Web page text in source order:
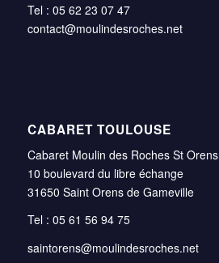
Tel : 05 62 23 07 47
contact@moulindesroches.net
CABARET TOULOUSE
Cabaret Moulin des Roches St Orens
10 boulevard du libre échange
31650 Saint Orens de Gameville
Tel : 05 61 56 94 75
saintorens@moulindesroches.net